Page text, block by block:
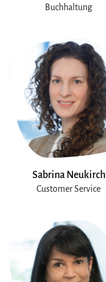
Buchhaltung
Sabrina Neukirch
Customer Service